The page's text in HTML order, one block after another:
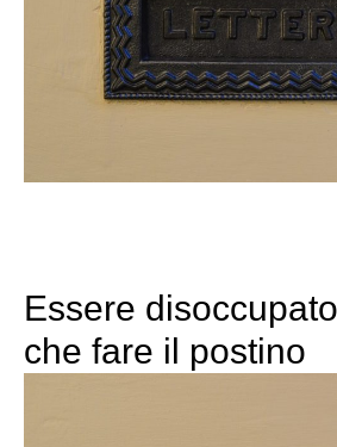
Essere
che fare il postino